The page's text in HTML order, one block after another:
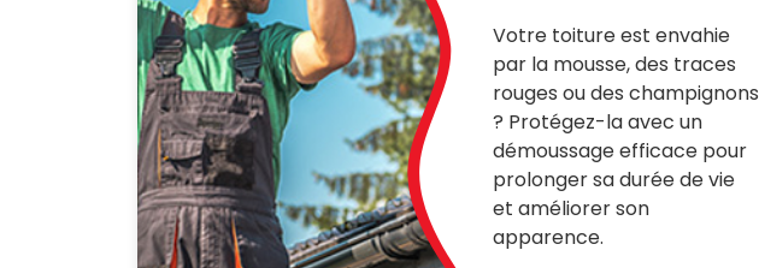
Votre toiture est envahie
par la mousse, des traces
rouges ou des champignons
? Protégez-la avec un
démoussage efficace pour
prolonger sa durée de vie
et améliorer son
apparence.